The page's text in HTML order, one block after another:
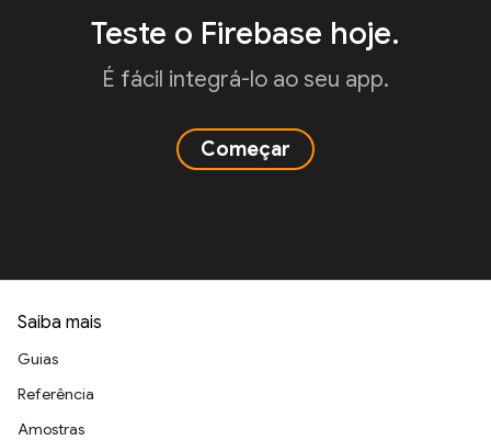
Teste o Firebase hoje.
É fácil integrá-lo ao seu app.
Começar
Saiba mais
Guias
Referência
Amostras